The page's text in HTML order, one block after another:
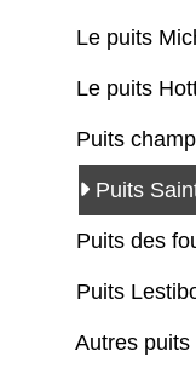
Le puits
Le puits
Puits
Puits
Puits des
Puits
Autres